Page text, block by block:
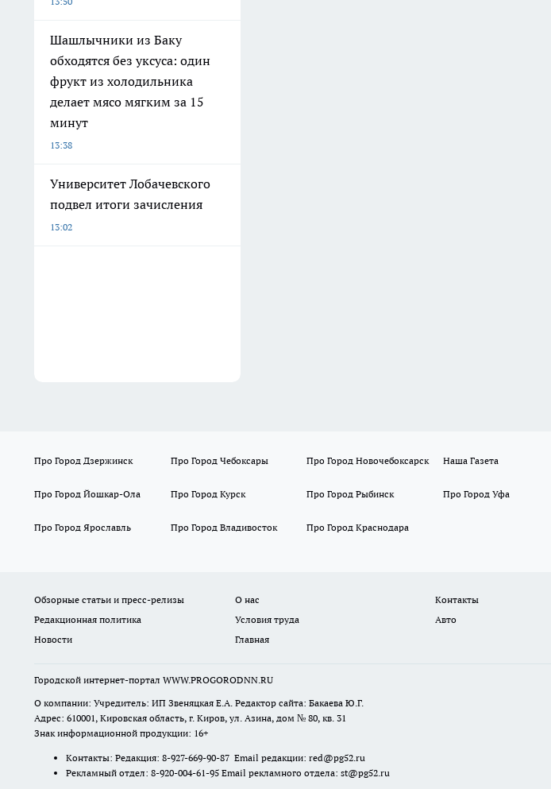
Шашлычники из Баку
обходятся без уксуса: один
фрукт из холодильника
делает мясо мягким за 15
минут
13:38
Университет Лобачевского
подвел итоги зачисления
13:02
Про Город Дзержинск Про Город Чебоксары Про Город Новочебоксарск Наша Газета
Про Город Йошкар-Ола Про Город Курск Про Город Рыбинск Про Город Уфа
Про Город Ярославль Про Город Владивосток Про Город Краснодара
Обзорные статьи и пресс-релизы О нас
Контакты
Редакционная политика
Условия труда
Авто
Новости
Главная
Городской интернет-портал WWW.PROGORODNN.RU
О компании: Учредитель: ИП Звеняцкая Е.А. Редактор сайта: Бакаева Ю.Г.
Адрес: 610001, Кировская область, г. Киров, ул. Азина, дом № 80, кв. 31
Знак информационной продукции: 16+
Контакты: Редакция: 8-927-669-90-87 Email редакции: red@pg52.ru
Рекламный отдел: 8-920-004-61-95 Email рекламного отдела: st@pg52.ru